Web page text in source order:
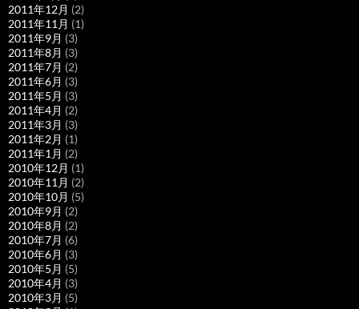
2011年12月 (2)
2011年11月 (1)
2011年9月 (3)
2011年8月 (3)
2011年7月 (2)
2011年6月 (3)
2011年5月 (3)
2011年4月 (2)
2011年3月 (3)
2011年2月 (1)
2011年1月 (2)
2010年12月 (1)
2010年11月 (2)
2010年10月 (5)
2010年9月 (2)
2010年8月 (2)
2010年7月 (6)
2010年6月 (3)
2010年5月 (5)
2010年4月 (3)
2010年3月 (5)